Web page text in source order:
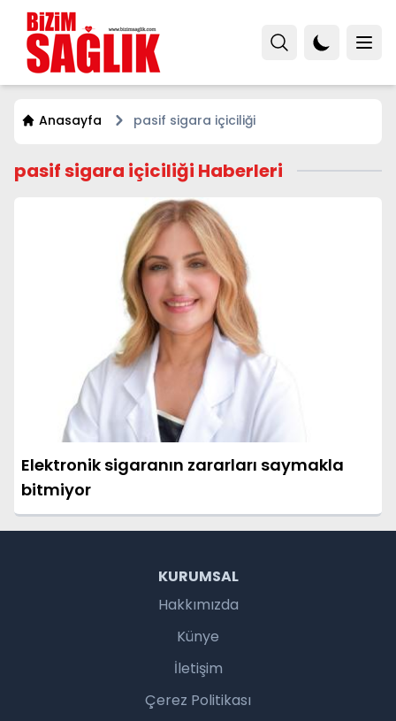
Anasayfa pasif sigara içiciliği
pasif sigara içiciliği Haberleri
Elektronik sigaranın zararları saymakla
bitmiyor
KURUMSAL
Hakkımızda
Künye
İletişim
Çerez Politikası